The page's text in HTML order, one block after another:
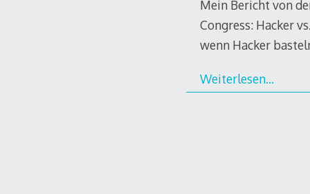
Mein Bericht von
Congress: Hacker
wenn Hacker
Weiterlesen…